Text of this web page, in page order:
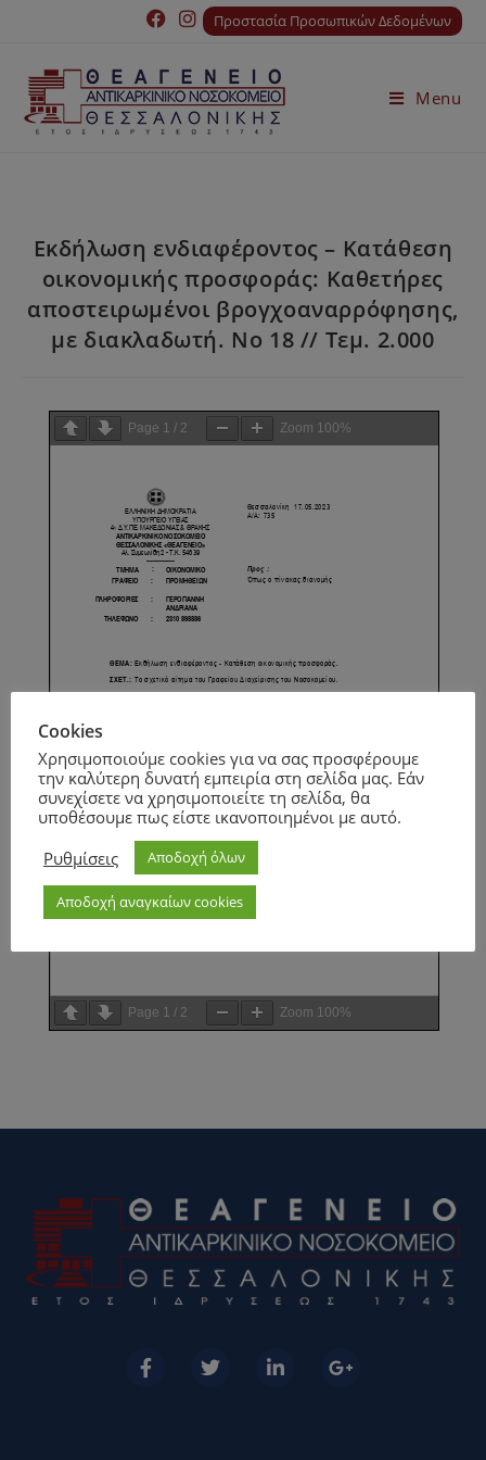
Προστασία Προσωπικών Δεδομένων
Menu
Εκδήλωση ενδιαφέροντος – Κατάθεση
οικονομικής προσφοράς: Καθετήρες
αποστειρωμένοι βρογχοαναρρόφησης,
με διακλαδωτή. Νο 18 // Τεμ. 2.000
Page 1 / 2 Zoom 100%
Page 1 / 2 Zoom 100%
Cookies
Χρησιμοποιούμε cookies για να σας προσφέρουμε
την καλύτερη δυνατή εμπειρία στη σελίδα μας. Εάν
συνεχίσετε να χρησιμοποιείτε τη σελίδα, θα
υποθέσουμε πως είστε ικανοποιημένοι με αυτό.
Ρυθμίσεις
Αποδοχή όλων
Αποδοχή αναγκαίων cookies